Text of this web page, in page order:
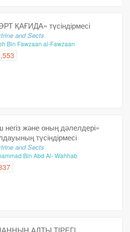
ҚАҒИДА» түсіндірмесі
and Sects
Bin Fawzaan al-Fawzaan
негіз және оның дәлелдері»
түсіндірмесі
and Sects
Bin Abd Al- Wahhab
АЛТЫ ТІРЕГІ